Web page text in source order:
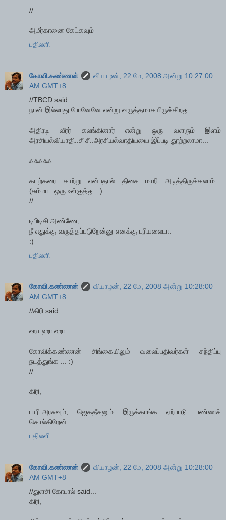
//
அமீர்கானை கேட்கவும்
பதிலளி
கோவி.கண்ணன்
வியாழன், 22 மே, 2008 அன்று 10:27:00
AM GMT+8
//TBCD said...
நான் இல்லாது போனேனே என்று வருத்தமாகயிருக்கிறது.
அதிரடி வீரர் கலங்கினார் என்று ஒரு வளரும் இளம்
அரசியல்வியாதி..சீ சீ..அரசியல்வாதியயை இப்படி தூற்றலாமா...
ஃஃஃஃஃ
கடற்கரை காற்று என்பதால் திசை மாறி அடித்திருக்கலாம்...
(சும்மா...ஒரு உள்குத்து...)
//
டிபிடிசி அண்ணே,
நீ எதுக்கு வருத்தப்படுறேன்னு எனக்கு புரியலைடா.
:)
பதிலளி
கோவி.கண்ணன்
வியாழன், 22 மே, 2008 அன்று 10:28:00
AM GMT+8
//கிரி said...
ஹா ஹா ஹா
கோவிக்கண்ணன் சிங்கையிலும் வலைப்பதிவர்கள் சந்திப்பு
நடத்துங்க ... :)
//
கிரி,
பாரி.அரசுவும், ஜெகதீசனும் இருக்காங்க ஏற்பாடு பண்ணச்
சொல்கிறேன்.
பதிலளி
கோவி.கண்ணன்
வியாழன், 22 மே, 2008 அன்று 10:28:00
AM GMT+8
//துளசி கோபால் said...
கிரி,